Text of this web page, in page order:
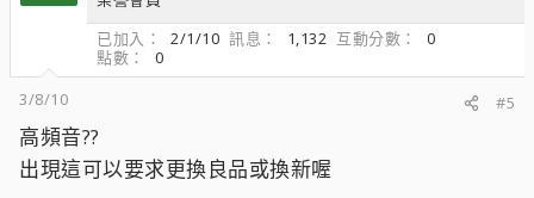
已加入
2/1/10 訊息 1,132 互動分數
0
點數
0
3/8/10
#5
高頻音??
出現這可以要求更換良品或換新喔